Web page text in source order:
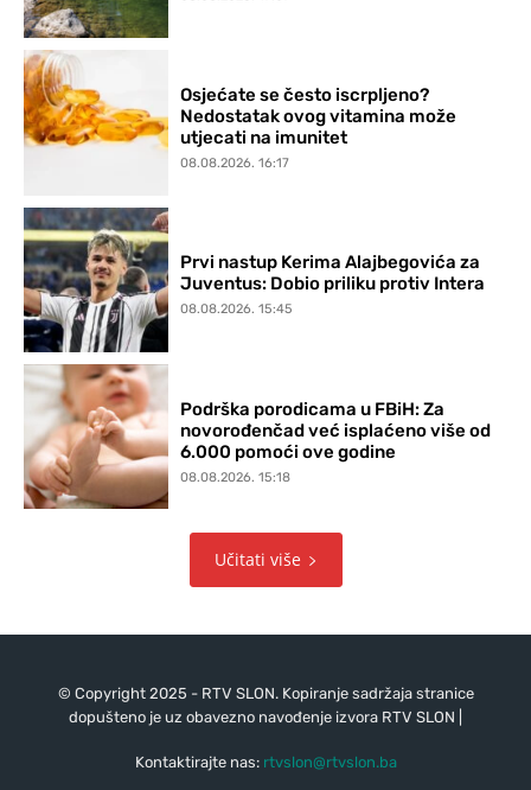
Osjećate se često iscrpljeno?
Nedostatak ovog vitamina može
utjecati na imunitet
08.08.2026. 16:17
Prvi nastup Kerima Alajbegovića za
Juventus: Dobio priliku protiv Intera
08.08.2026. 15:45
Podrška porodicama u FBiH: Za
novorođenčad već isplaćeno više od
6.000 pomoći ove godine
08.08.2026. 15:18
Učitati više
© Copyright 2025 - RTV SLON. Kopiranje sadržaja stranice
dopušteno je uz obavezno navođenje izvora RTV SLON |
Kontaktirajte nas: rtvslon@rtvslon.ba